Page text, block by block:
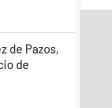
de Pazos,
de